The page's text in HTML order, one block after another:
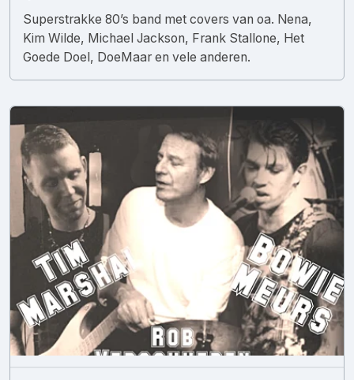
Superstrakke 80’s band met covers van oa. Nena,
Kim Wilde, Michael Jackson, Frank Stallone, Het
Goede Doel, DoeMaar en vele anderen.